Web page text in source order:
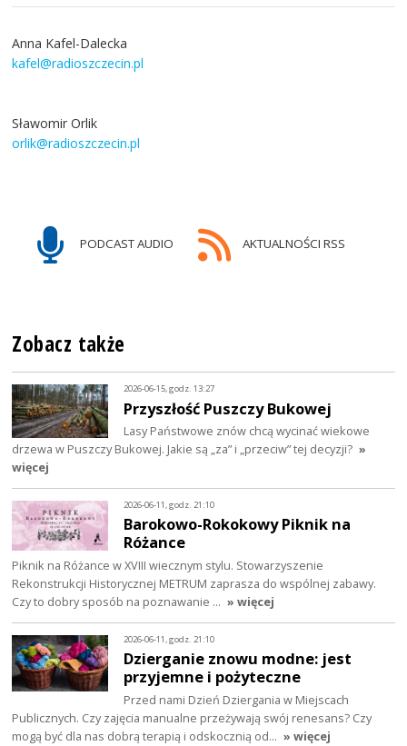
Anna Kafel-Dalecka
kafel@radioszczecin.pl
Sławomir Orlik
orlik@radioszczecin.pl
PODCAST AUDIO AKTUALNOŚCI RSS
Zobacz także
2026-06-15, godz. 13:27
Przyszłość Puszczy Bukowej
Lasy Państwowe znów chcą wycinać wiekowe
drzewa w Puszczy Bukowej. Jakie są „za” i „przeciw” tej decyzji? »
więcej
2026-06-11, godz. 21:10
Barokowo-Rokokowy Piknik na
Różance
Piknik na Różance w XVIII wiecznym stylu. Stowarzyszenie
Rekonstrukcji Historycznej METRUM zaprasza do wspólnej zabawy.
Czy to dobry sposób na poznawanie … » więcej
2026-06-11, godz. 21:10
Dzierganie znowu modne: jest
przyjemne i pożyteczne
Przed nami Dzień Dziergania w Miejscach
Publicznych. Czy zajęcia manualne przeżywają swój renesans? Czy
mogą być dla nas dobrą terapią i odskocznią od… » więcej